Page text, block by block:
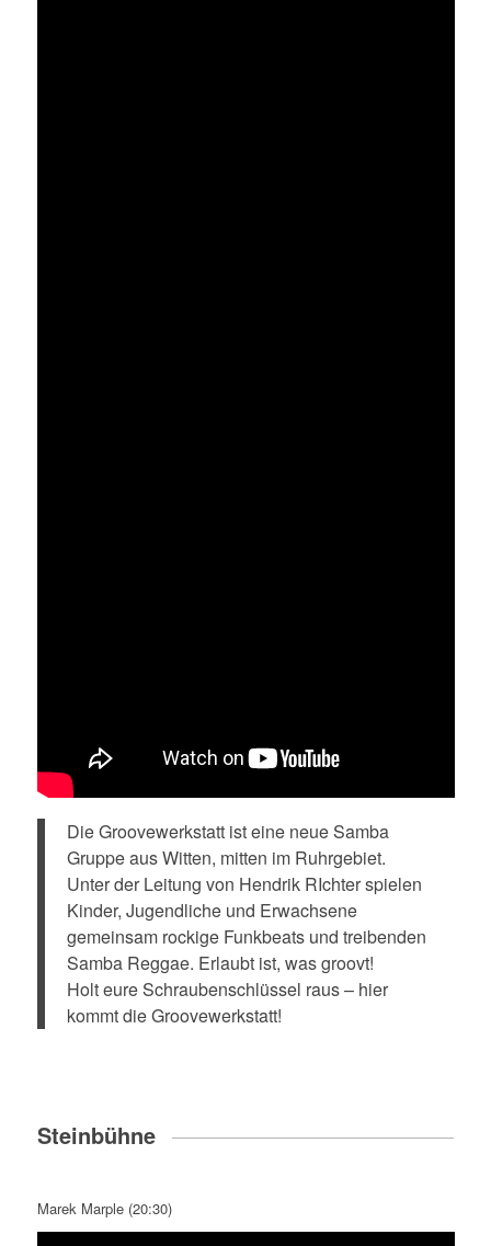
Die Groovewerkstatt ist eine neue Samba
Gruppe aus Witten, mitten im Ruhrgebiet.
Unter der Leitung von Hendrik RIchter spielen
Kinder, Jugendliche und Erwachsene
gemeinsam rockige Funkbeats und treibenden
Samba Reggae. Erlaubt ist, was groovt!
Holt eure Schraubenschlüssel raus – hier
kommt die Groovewerkstatt!
Steinbühne
Marek Marple (20:30)